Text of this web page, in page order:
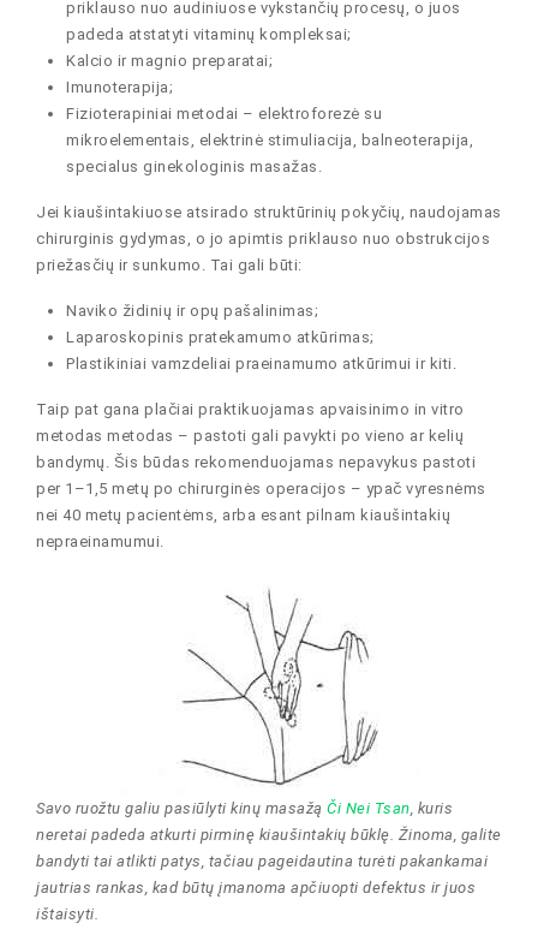
priklauso nuo audiniuose vykstančių procesų, o juos
padeda atstatyti vitaminų kompleksai;
Kalcio ir magnio preparatai;
Imunoterapija;
Fizioterapiniai metodai – elektroforezė su
mikroelementais, elektrinė stimuliacija, balneoterapija,
specialus ginekologinis masažas.
Jei kiaušintakiuose atsirado struktūrinių pokyčių, naudojamas
chirurginis gydymas, o jo apimtis priklauso nuo obstrukcijos
priežasčių ir sunkumo. Tai gali būti:
Naviko židinių ir opų pašalinimas;
Laparoskopinis pratekamumo atkūrimas;
Plastikiniai vamzdeliai praeinamumo atkūrimui ir kiti.
Taip pat gana plačiai praktikuojamas apvaisinimo in vitro
metodas metodas – pastoti gali pavykti po vieno ar kelių
bandymų. Šis būdas rekomenduojamas nepavykus pastoti
per 1–1,5 metų po chirurginės operacijos – ypač vyresnėms
nei 40 metų pacientėms, arba esant pilnam kiaušintakių
nepraeinamumui.
Savo ruožtu galiu pasiūlyti kinų masažą Či Nei Tsan , kuris
neretai padeda atkurti pirminę kiaušintakių būklę. Žinoma, galite
bandyti tai atlikti patys, tačiau pageidautina turėti pakankamai
jautrias rankas, kad būtų įmanoma apčiuopti defektus ir juos
ištaisyti.